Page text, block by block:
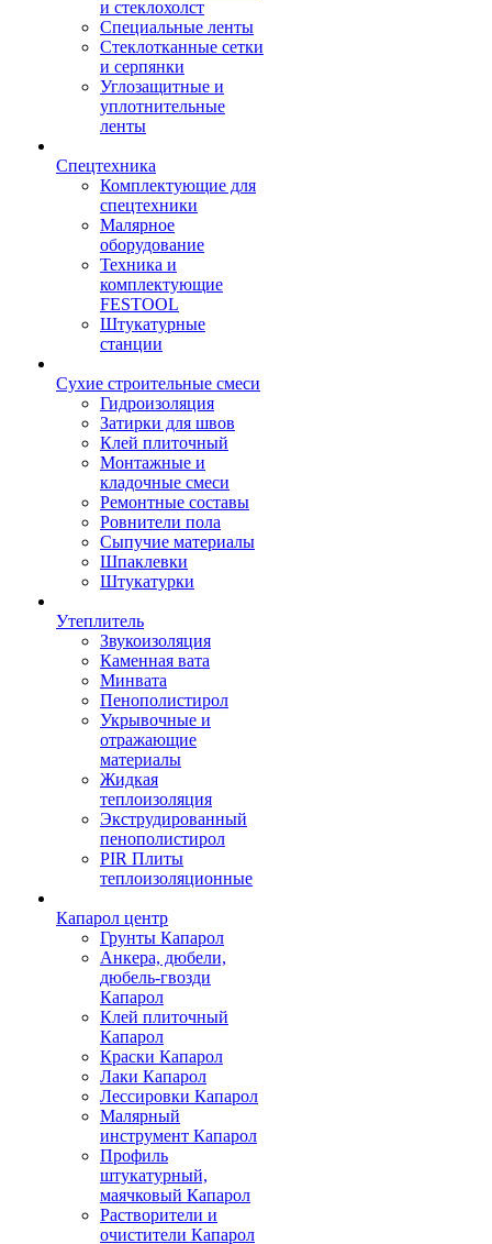
и стеклохолст
Специальные ленты
Стеклотканные сетки
и серпянки
Углозащитные и
уплотнительные
ленты
Спецтехника
Комплектующие для
спецтехники
Малярное
оборудование
Техника и
комплектующие
FESTOOL
Штукатурные
станции
Сухие строительные смеси
Гидроизоляция
Затирки для швов
Клей плиточный
Монтажные и
кладочные смеси
Ремонтные составы
Ровнители пола
Сыпучие материалы
Шпаклевки
Штукатурки
Утеплитель
Звукоизоляция
Каменная вата
Минвата
Пенополистирол
Укрывочные и
отражающие
материалы
Жидкая
теплоизоляция
Экструдированный
пенополистирол
PIR Плиты
теплоизоляционные
Капарол центр
Грунты Капарол
Анкера, дюбели,
дюбель-гвозди
Капарол
Клей плиточный
Капарол
Краски Капарол
Лаки Капарол
Лессировки Капарол
Малярный
инструмент Капарол
Профиль
штукатурный,
маячковый Капарол
Растворители и
очистители Капарол